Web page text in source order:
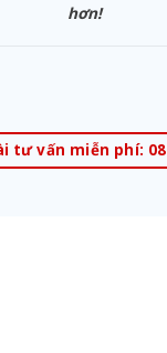
hơn!
tư vấn miễn phí: